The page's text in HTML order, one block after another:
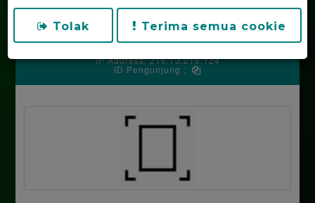
Kodepos 80661
Silakan hubungi operator desa untuk mendapatkan kode
PIN anda.
IP Address: 216.73.216.124
ID Pengunjung :
Tolak Terima semua cookie